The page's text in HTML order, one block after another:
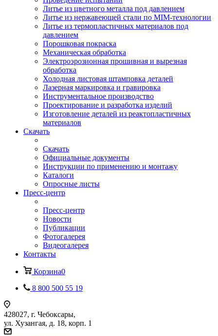
Литье из цветного металла под давлением
Литье из нержавеющей стали по MIM-технологии
Литье из термопластичных материалов под
давлением
Порошковая покраска
Механическая обработка
Электроэрозионная прошивная и вырезная
обработка
Холодная листовая штамповка деталей
Лазерная маркировка и гравировка
Инструментальное производство
Проектирование и разработка изделий
Изготовление деталей из реактопластичных
материалов
Скачать
Скачать
Официальные документы
Инструкции по применению и монтажу
Каталоги
Опросные листы
Пресс-центр
Пресс-центр
Новости
Публикации
Фотогалерея
Видеогалерея
Контакты
Корзина0
8 800 500 55 19
428027, г. Чебоксары,
ул. Хузангая, д. 18, корп. 1